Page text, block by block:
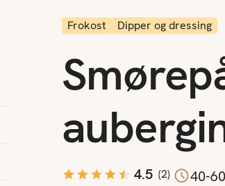
Frokost Dipper og dressing
4.5 (2)
40-